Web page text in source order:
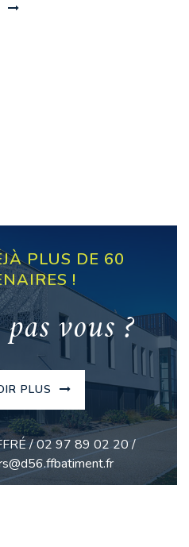
PLUS DE 60
!
vous ?
PLUS
/ 02 97 89 02 20 /